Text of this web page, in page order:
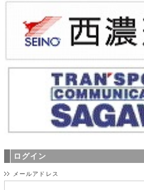
ログイン
メールアドレス